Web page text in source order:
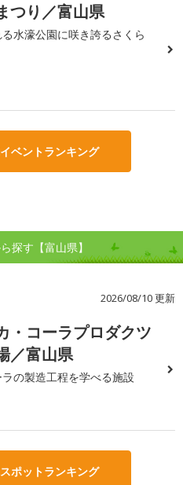
つり／富山県
水濠公園に咲き誇るさくら
ベントランキング
探す【富山県】
2026/08/10 更新
・コーラプロダクツ
／富山県
の製造工程を学べる施設
ポットランキング